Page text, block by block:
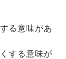
る意味があ
する意味が